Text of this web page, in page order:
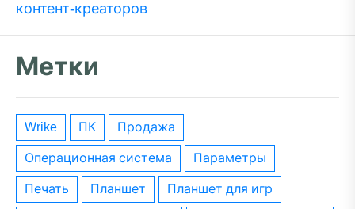
контент-креаторов
Метки
wrike ПК Продажа
операционная система параметры
печать планшет планшет для игр